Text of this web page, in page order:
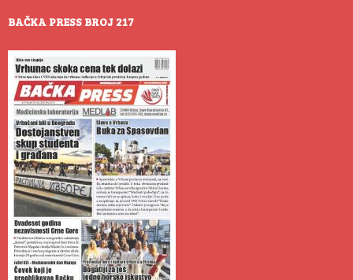
BAČKA PRESS BROJ 217